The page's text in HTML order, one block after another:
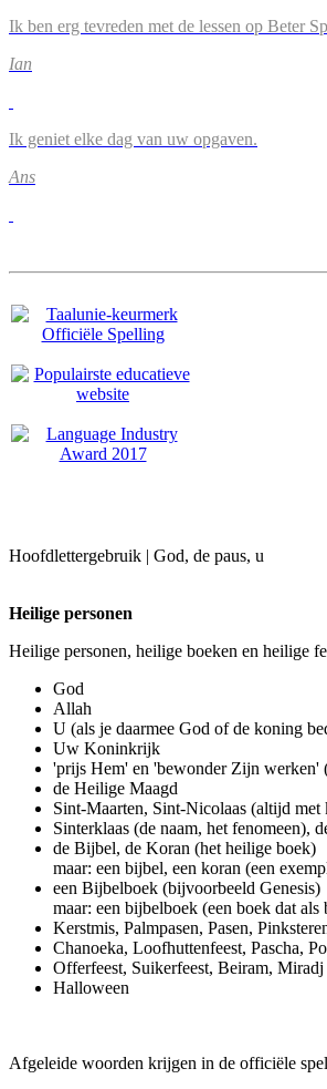
Ik ben erg tevreden met de lessen op Beter
Ian
Ik geniet elke dag van uw opgaven.
Ans
Hoofdlettergebruik | God, de paus, u
Heilige personen
Heilige personen, heilige boeken en heilige
God
Allah
U (als je daarmee God of de koning
Uw Koninkrijk
'prijs Hem' en 'bewonder Zijn werken'
de Heilige Maagd
Sint-Maarten, Sint-Nicolaas (altijd met
Sinterklaas (de naam, het fenomeen),
de Bijbel, de Koran (het heilige boek)
maar: een bijbel, een koran (een
een Bijbelboek (bijvoorbeeld Genesis)
maar: een bijbelboek (een boek dat
Kerstmis, Palmpasen, Pasen,
Chanoeka, Loofhuttenfeest, Pascha,
Offerfeest, Suikerfeest, Beiram, Miradj
Halloween
Afgeleide woorden krijgen in de officiële